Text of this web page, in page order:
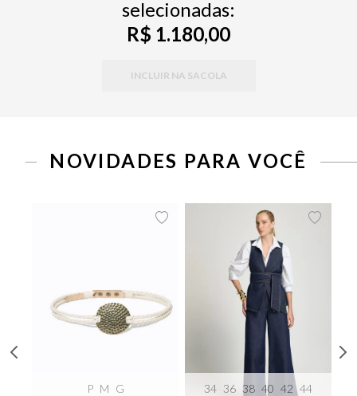
selecionadas:
R$ 1.180,00
INCLUIR NA SACOLA
NOVIDADES PARA VOCÊ
P M G 34 36 38 40 42 44